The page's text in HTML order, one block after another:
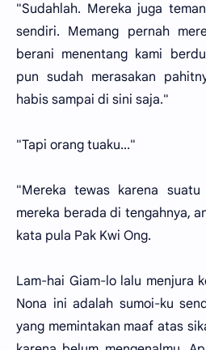
"Sudahlah. Mereka juga
sendiri. Memang pernah
berani menentang kami
pun sudah merasakan
habis sampai di sini saja."
"Tapi orang tuaku..."
"Mereka tewas karena
mereka berada di tengahnya,
kata pula Pak Kwi Ong.
Lam-hai Giam-lo lalu menjura
Nona ini adalah sumoi-ku
yang memintakan maaf atas